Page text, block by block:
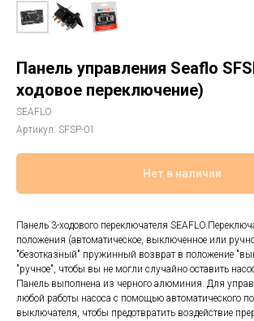
Панель управления Seaflo
ходовое переключение)
SEAFLO
Артикул: SFSP-01
Нет в наличии
Панель 3-ходового переключателя
положения (автоматическое, выключенное или
"безотказный" пружинный возврат в положение
"ручное", чтобы вы не могли случайно оставить
Панель выполнена из черного алюминия. Для
любой работы насоса с помощью автоматического
выключателя, чтобы предотвратить воздействие